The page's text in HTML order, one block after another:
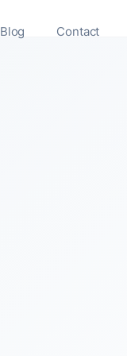
Blog Contact